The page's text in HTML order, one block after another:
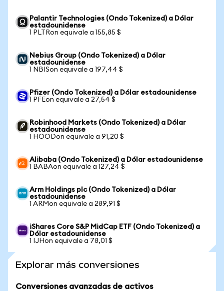
Palantir Technologies (Ondo Tokenized) a Dólar
estadounidense
1 PLTRon equivale a 155,85 $
Nebius Group (Ondo Tokenized) a Dólar
estadounidense
1 NBISon equivale a 197,44 $
Pfizer (Ondo Tokenized) a Dólar estadounidense
1 PFEon equivale a 27,54 $
Robinhood Markets (Ondo Tokenized) a Dólar
estadounidense
1 HOODon equivale a 91,20 $
Alibaba (Ondo Tokenized) a Dólar estadounidense
1 BABAon equivale a 127,24 $
Arm Holdings plc (Ondo Tokenized) a Dólar
estadounidense
1 ARMon equivale a 289,91 $
iShares Core S&P MidCap ETF (Ondo Tokenized) a
Dólar estadounidense
1 IJHon equivale a 78,01 $
Explorar más conversiones
Conversiones avanzadas de activos